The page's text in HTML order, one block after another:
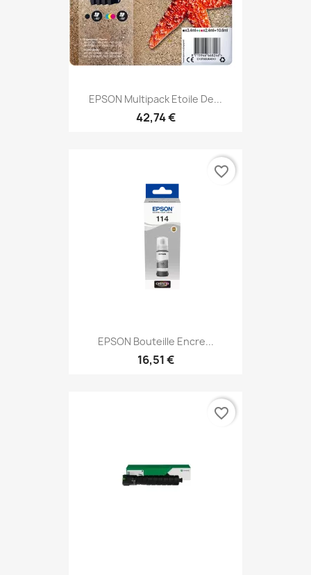
EPSON Multipack Etoile De...
42,74 €
EPSON Bouteille Encre...
16,51 €
favorite_border
favorite_border